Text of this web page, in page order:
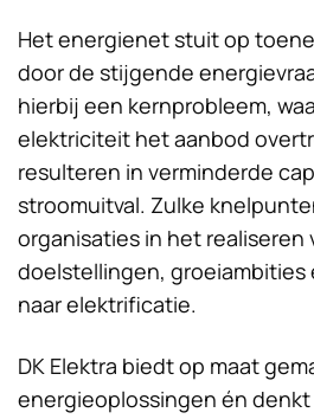
Het energienet stuit op
door de stijgende
hierbij een kernprobleem,
elektriciteit het aanbod
resulteren in verminderde
stroomuitval. Zulke
organisaties in het realiseren
doelstellingen, groeiambities
naar elektrificatie.
DK Elektra biedt op maat
energieoplossingen én